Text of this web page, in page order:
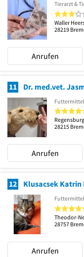
Tierarzt &
Waller
28219
Anrufen
11 Dr. med.vet.
28215
Anrufen
12 Klusacsek Katrin
Theodor-
28757
Anrufen